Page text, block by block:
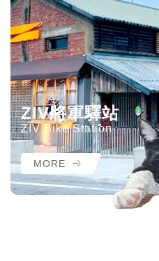
ZIV將軍驛站
ZIV Bike Station
MORE